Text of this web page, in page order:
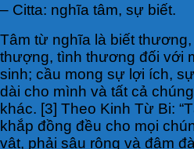
– Citta: nghĩa tâm, sự biết.
Tâm từ nghĩa là biết
thượng, tình thương đối với
sinh; cầu mong sự lợi ích,
dài cho mình và tất cả
khác. [3] Theo Kinh Từ Bi:
khắp đồng đều cho mọi
vật, phải sâu rộng và đậm